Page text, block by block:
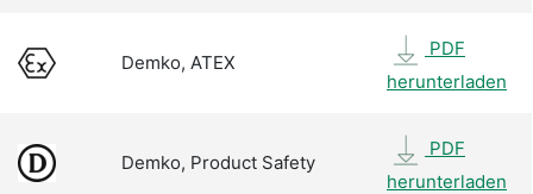
Demko, ATEX
PDF
herunterladen
Demko, Product Safety
PDF
herunterladen